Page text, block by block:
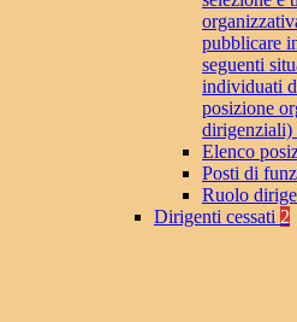
pubblicare
seguenti
individuati
posizione
dirigenziali)
Elenco
Posti di
Ruolo
Dirigenti cessati 2